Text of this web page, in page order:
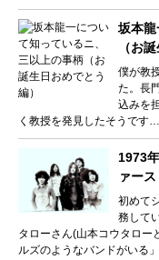
坂本
（お
僕が教
た。長
込みを
く教授を発見したそうです
1973
ァー
初めて
務して
タローさん(山本コウタロー
ルズのようなバンドがいる